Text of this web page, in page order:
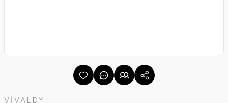
VİVALDY